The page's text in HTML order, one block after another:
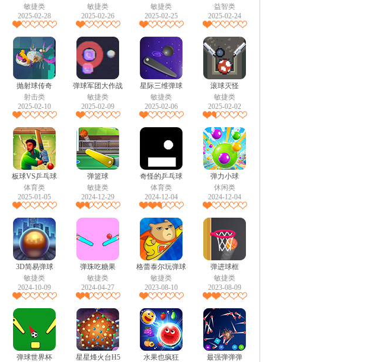
敏捷类
2025-02-28
敏捷类
2025-02-26
敏捷类
2025-02-25
益智类
2025-02-24
抛射球传奇
射击类
2025-02-10
弹球军团大作战
敏捷类
2025-02-09
星际三维弹球
敏捷类
2025-02-06
滚球灭怪
敏捷类
2025-02-02
板球VS乒乓球
体育类
2025-01-05
弹篮球
敏捷类
2024-12-29
奇怪的乒乓球
体育类
2024-12-04
弹力小球
休闲类
2024-12-04
3D简易弹球
敏捷类
2024-10-09
弹珠吃糖果
敏捷类
2024-04-27
格蕾泰尔玩弹球
敏捷类
2023-08-10
弹进球框
敏捷类
2023-08-09
弹球世界杯
星星烽火台H5
水果也疯狂
最强弹弹弹